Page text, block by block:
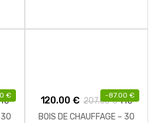
€
30
-87.00 €
120.00 € 207.00€ TTC
BOIS DE CHAUFFAGE – 30